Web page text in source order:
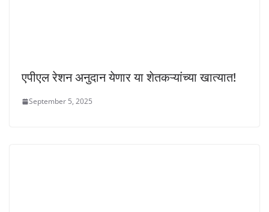
एपीएल रेशन अनुदान येणार या शेतकऱ्यांच्या खात्यात!
September 5, 2025